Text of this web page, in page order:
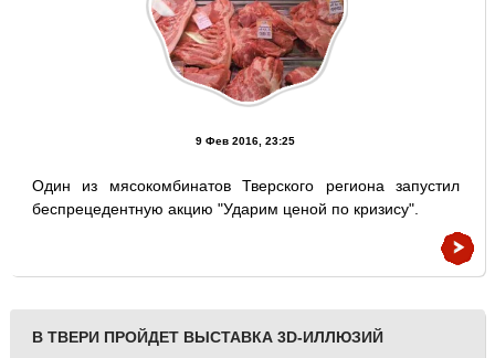
9 Фев 2016, 23:25
Один из мясокомбинатов Тверского региона запустил
беспрецедентную акцию "Ударим ценой по кризису".
В ТВЕРИ ПРОЙДЕТ ВЫСТАВКА 3D-ИЛЛЮЗИЙ